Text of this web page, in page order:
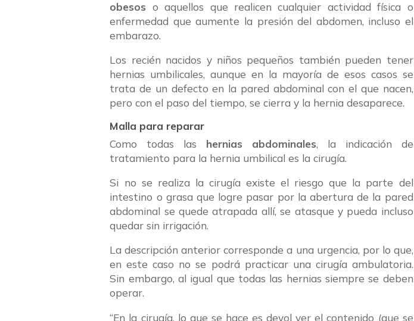
obesos o aquellos que realicen cualquier actividad física o
enfermedad que aumente la presión del abdomen, incluso el
embarazo.
Los recién nacidos y niños pequeños también pueden tener
hernias umbilicales, aunque en la mayoría de esos casos se
trata de un defecto en la pared abdominal con el que nacen,
pero con el paso del tiempo, se cierra y la hernia desaparece.
Malla para reparar
Como todas las hernias abdominales, la indicación de
tratamiento para la hernia umbilical es la cirugía.
Si no se realiza la cirugía existe el riesgo que la parte del
intestino o grasa que logre pasar por la abertura de la pared
abdominal se quede atrapada allí, se atasque y pueda incluso
quedar sin irrigación.
La descripción anterior corresponde a una urgencia, por lo que,
en este caso no se podrá practicar una cirugía ambulatoria.
Sin embargo, al igual que todas las hernias siempre se deben
operar.
“En la cirugía, lo que se hace es devol ver el contenido (que se